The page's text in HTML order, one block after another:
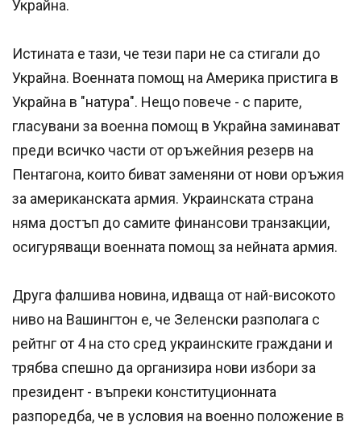
Украйна.
Истината е тази, че тези пари не са стигали до
Украйна. Военната помощ на Америка пристига в
Украйна в "натура". Нещо повече - с парите,
гласувани за военна помощ в Украйна заминават
преди всичко части от оръжейния резерв на
Пентагона, които биват заменяни от нови оръжия
за американската армия. Украинската страна
няма достъп до самите финансови транзакции,
осигуряващи военната помощ за нейната армия.
Друга фалшива новина, идваща от най-високото
ниво на Вашингтон е, че Зеленски разполага с
рейтнг от 4 на сто сред украинските граждани и
трябва спешно да организира нови избори за
президент - въпреки конституционната
разпоредба, че в условия на военно положение в